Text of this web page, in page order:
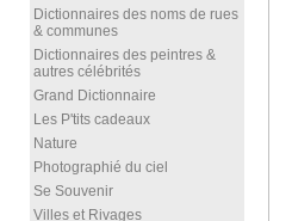
Dictionnaires des noms de rues
& communes
Dictionnaires des peintres &
autres célébrités
Grand Dictionnaire
Les P'tits cadeaux
Nature
Photographié du ciel
Se Souvenir
Villes et Rivages